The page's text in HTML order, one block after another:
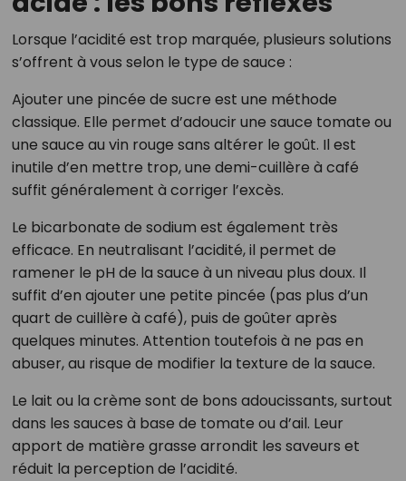
Lorsque l’acidité est trop marquée, plusieurs solutions
s’offrent à vous selon le type de sauce :
Ajouter une pincée de sucre est une méthode
classique. Elle permet d’adoucir une sauce tomate ou
une sauce au vin rouge sans altérer le goût. Il est
inutile d’en mettre trop, une demi-cuillère à café
suffit généralement à corriger l’excès.
Le bicarbonate de sodium est également très
efficace. En neutralisant l’acidité, il permet de
ramener le pH de la sauce à un niveau plus doux. Il
suffit d’en ajouter une petite pincée (pas plus d’un
quart de cuillère à café), puis de goûter après
quelques minutes. Attention toutefois à ne pas en
abuser, au risque de modifier la texture de la sauce.
Le lait ou la crème sont de bons adoucissants, surtout
dans les sauces à base de tomate ou d’ail. Leur
apport de matière grasse arrondit les saveurs et
réduit la perception de l’acidité.